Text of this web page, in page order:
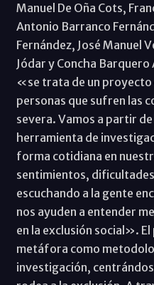
Manuel De Oña Cots,
Antonio Barranco
Fernández, José Manuel
Jódar y Concha
«se trata de un proyecto
personas que sufren las
severa. Vamos a partir
herramienta de
forma cotidiana en
sentimientos,
escuchando a la gente
nos ayuden a entender
en la exclusión social».
metáfora como
investigación,